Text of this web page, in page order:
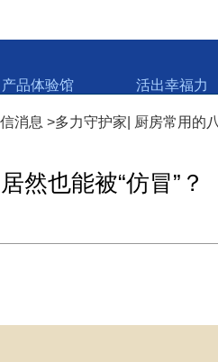
产品体验馆 活出幸福力
消息 >多力守护家| 厨房常用的
然也能被“仿冒”？